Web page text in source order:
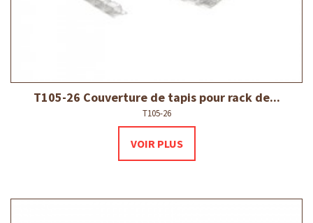
T105-26 Couverture de tapis pour rack de...
T105-26
VOIR PLUS